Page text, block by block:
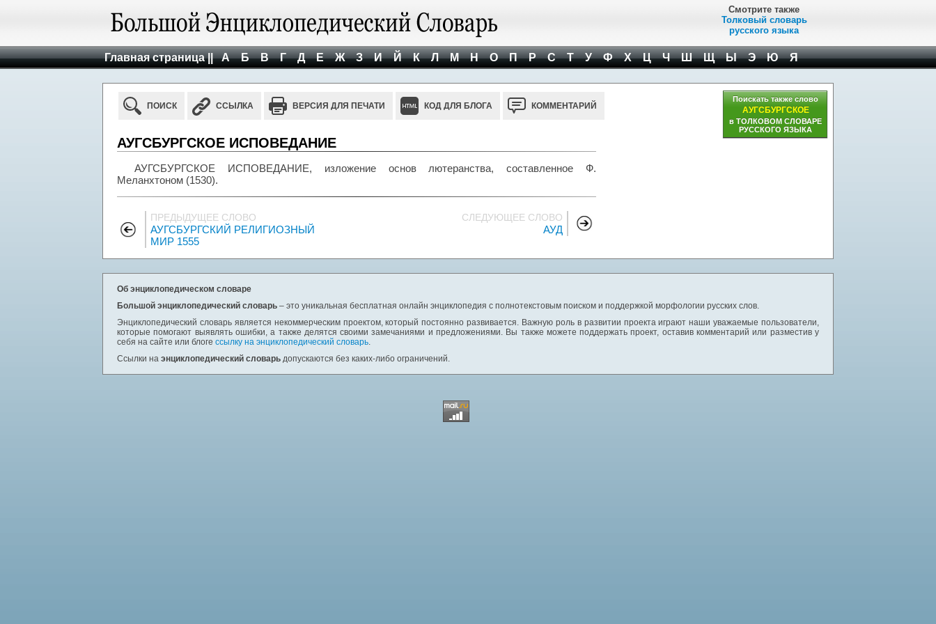
Смотрите также
Толковый словарь
русского языка
Главная страница || А Б В Г Д Е Ж З И Й К Л М Н О П Р С Т У Ф Х Ц Ч Ш Щ Ы Э Ю Я
ПОИСК ССЫЛКА ВЕРСИЯ ДЛЯ ПЕЧАТИ КОД ДЛЯ БЛОГА КОММЕНТАРИЙ
АУГСБУРГСКОЕ ИСПОВЕДАНИЕ
АУГСБУРГСКОЕ ИСПОВЕДАНИЕ, изложение основ лютеранства, составленное Ф.
Меланхтоном (1530).
ПРЕДЫДУЩЕЕ СЛОВО
АУГСБУРГСКИЙ РЕЛИГИОЗНЫЙ
МИР 1555
СЛЕДУЮЩЕЕ СЛОВО
АУД
Поискать также слово
АУГСБУРГСКОЕ
в ТОЛКОВОМ СЛОВАРЕ
РУССКОГО ЯЗЫКА
Об энциклопедическом словаре
Большой энциклопедический словарь – это уникальная бесплатная онлайн энциклопедия с полнотекстовым поиском и поддержкой морфологии русских слов.
Энциклопедический словарь является некоммерческим проектом, который постоянно развивается. Важную роль в развитии проекта играют наши уважаемые пользователи,
которые помогают выявлять ошибки, а также делятся своими замечаниями и предложениями. Вы также можете поддержать проект, оставив комментарий или разместив у
себя на сайте или блоге ссылку на энциклопедический словарь.
Ссылки на энциклопедический словарь допускаются без каких-либо ограничений.